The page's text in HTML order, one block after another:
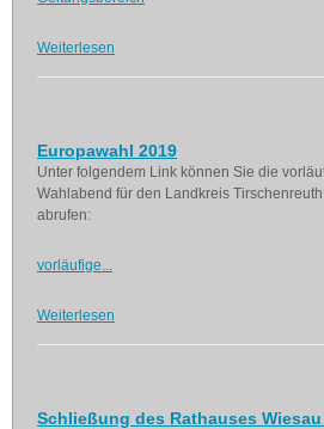
Weiterlesen
Europawahl 2019
Unter folgendem Link können Sie die
Wahlabend für den Landkreis
abrufen:
vorläufige...
Weiterlesen
Schließung des Rathauses Wiesau